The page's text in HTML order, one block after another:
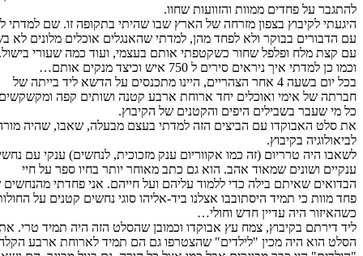
על פחדים ממוות והזוועות שחוו.
לקיבוץ בצפון מזרחה של הארץ שבו שהיתי בתקופה זו. שם למדתי לקום
בבוקר ולא לפחד מהן, למדתי שהאנגלים אוכלים מלונים לא בשלים
מלח ופלפל שחור כשקטפתי אותם בעצמי, ועוד כמה שעורי בישול.
למדתי איך ניראים סירים ל 750 איש וכיצד מנקים אותם…
בכל יום בשעה 4 אחר הצהריים, היינו מתכנסים על הדשא ליד בייתה של
של אימי ואוכלים יחד ארוחת ארבע קטנה ושותים קפה ומקשקשים עם
שעבר בשבילים היפים והקטנים של הקיבוץ.
האבוקדו עם הביצים הזה למדתי בעצם מבעלה, שאבו, שהיה מורה
בקיבוץ.
היה טרריום (זה כמו אקווריום ענק מזכוכית, לנחשים) ענקי עם נחשים
ושונים שמאוד אהב. הוא גם כתב מאוחר יותר בחיו ספר על חיי
שאיתם בילה כדי ללמוד עליהם ועל חייהם. אני פחדתי מהנחשים שלו
מוות כי תמיד היסתובבו אצלנו ביד-אליהו סוגי נחשים קטנים על החולות
היה עדיין חדש וחולי…
דירתם בקיבוץ, צמח עץ אבוקדו וכמובן שהסלט הזה היה תמיד טרי. את
הוא היה מכין "לילדים" שהצטרפו גם הם תמיד לארוחת ארבע הקלה.